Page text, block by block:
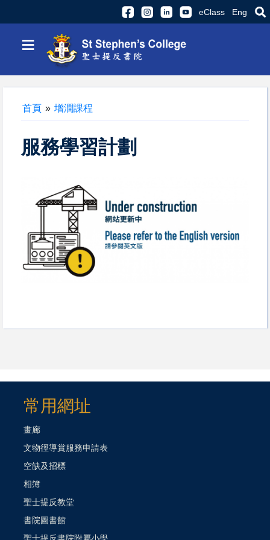
eClass Eng
≡
首頁 » 增潤課程
服務學習計劃
常用網址
畫廊
文物徑導賞服務申請表
空缺及招標
相簿
聖士提反教堂
書院圖書館
聖士提反書院附屬小學